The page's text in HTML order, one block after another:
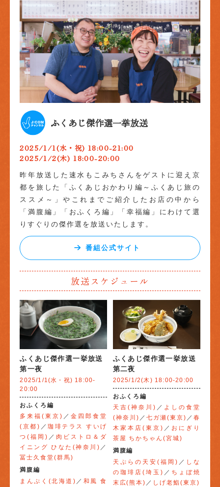
ふくあじ傑作選一挙放送
2025/1/1(水・祝) 18:00-21:00
2025/1/2(木) 18:00-20:00
昨年放送した速水もこみちさんをゲストに迎え京
都を旅した「ふくあじおかわり編～ふくあじ旅の
ススメ～」やこれまでご紹介したお店の中から
「満腹編」「おふくろ編」「幸福編」にわけて選
りすぐりの傑作選を放送いたします。
番組公式サイト
放送スケジュール
ふくあじ傑作選一挙放送
第一夜
2025/1/1(水・祝) 18:00-
20:00
おふくろ編
多来福(東京) ／金四郎食堂
(京都) ／珈琲テラス すいげ
つ(福岡) ／ 肉ビストロ＆ダ
イニング ひなた(神奈川) ／
冨士久食堂(群馬)
満腹編
まんぷく(北海道) ／ 和風 食
ふくあじ傑作選一挙放送
第二夜
2025/1/2(木) 18:00-20:00
おふくろ編
天吉(神奈川) ／ よしの食堂
(神奈川) ／ 七ガ瀬(東京) ／ 春
木家本店(東京) ／ おにぎり
茶屋 ちかちゃん(宮城)
満腹編
天ぷらの天安(福岡) ／ しな
の珈琲店(埼玉) ／ ちょぼ焼
末広(熊本) ／ しげ老鮨(東京)